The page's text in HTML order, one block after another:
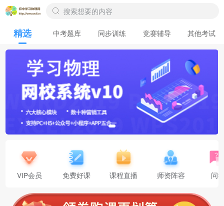
精选 中考题库 同步训练 竞赛辅导 其他考试
VIP会员 免费好课 课程直播 师资阵容 问